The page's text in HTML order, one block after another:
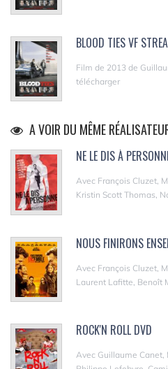
BLOOD TIES VF
Film de 2013 de
télécharger
A VOIR DU MÊME
NE LE DIS À
Avec François Cluzet,
Kristin Scott Thomas,
NOUS FINIRONS
Avec François Cluzet,
Laurent Lafitte, Benoît
ROCK'N ROLL DVD
Avec Guillaume Canet,